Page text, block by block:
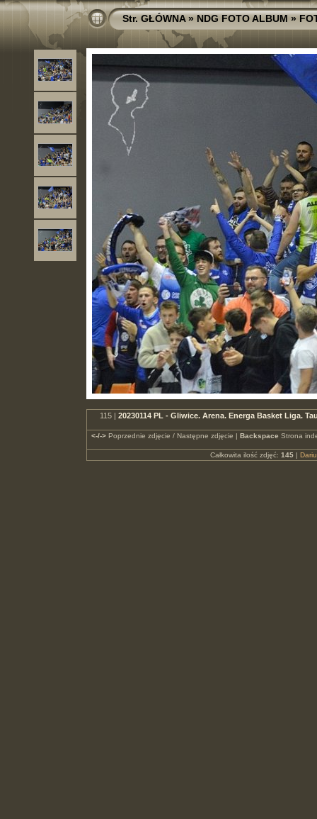
Str. GŁÓWNA»NDG FOTO ALBUM»
115 | 20230114 PL - Gliwice. Arena. Energa Basket Liga.
<-/->Poprzednie zdjęcie / Następne zdjęcie | Backspace Strona
Całkowita ilość zdjęć: 145|